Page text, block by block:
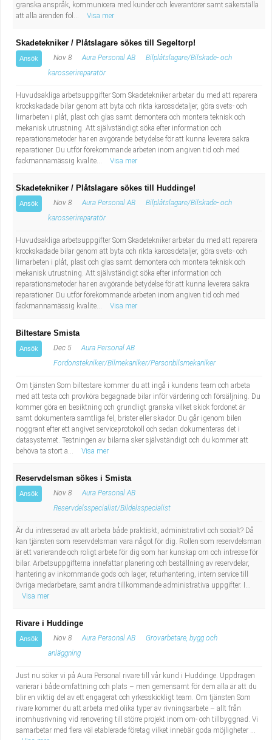
granska anspråk, kommunicera med kunder och leverantörer samt säkerställa
att alla ärenden föl...
Visa mer
Skadetekniker / Plåtslagare sökes till Segeltorp!
Ansök Nov 8 Aura Personal AB
Bilplåtslagare/Bilskade- och
karosserireparatör
Huvudsakliga arbetsuppgifter Som Skadetekniker arbetar du med att reparera
krockskadade bilar genom att byta och rikta karossdetaljer, göra svets- och
limarbeten i plåt, plast och glas samt demontera och montera teknisk och
mekanisk utrustning. Att självständigt söka efter information och
reparationsmetoder har en avgörande betydelse för att kunna leverera säkra
reparationer. Du utför förekommande arbeten inom angiven tid och med
fackmannamässig kvalite...
Visa mer
Skadetekniker / Plåtslagare sökes till Huddinge!
Ansök Nov 8 Aura Personal AB
Bilplåtslagare/Bilskade- och
karosserireparatör
Huvudsakliga arbetsuppgifter Som Skadetekniker arbetar du med att reparera
krockskadade bilar genom att byta och rikta karossdetaljer, göra svets- och
limarbeten i plåt, plast och glas samt demontera och montera teknisk och
mekanisk utrustning. Att självständigt söka efter information och
reparationsmetoder har en avgörande betydelse för att kunna leverera säkra
reparationer. Du utför förekommande arbeten inom angiven tid och med
fackmannamässig kvalite...
Visa mer
Biltestare Smista
Ansök Dec 5
Aura Personal AB
Fordonstekniker/Bilmekaniker/Personbilsmekaniker
Om tjänsten Som biltestare kommer du att ingå i kundens team och arbeta
med att testa och provköra begagnade bilar inför värdering och försäljning. Du
kommer göra en besiktning och grundligt granska vilket skick fordonet är
samt dokumentera samtliga fel, brister eller skador. Du går igenom bilen
noggrant efter ett angivet serviceprotokoll och sedan dokumenteras det i
datasystemet. Testningen av bilarna sker självständigt och du kommer att
behöva ta stort a...
Visa mer
Reservdelsman sökes i Smista
Ansök Nov 8
Aura Personal AB
Reservdelsspecialist/Bildelsspecialist
Är du intresserad av att arbeta både praktiskt, administrativt och socialt? Då
kan tjänsten som reservdelsman vara något för dig. Rollen som reservdelsman
är ett varierande och roligt arbete för dig som har kunskap om och intresse för
bilar. Arbetsuppgifterna innefattar planering och beställning av reservdelar,
hantering av inkommande gods och lager, returhantering, intern service till
övriga medarbetare, samt andra tillkommande administrativa uppgifter. I...
Visa mer
Rivare i Huddinge
Ansök Nov 8 Aura Personal AB
Grovarbetare, bygg och
anläggning
Just nu söker vi på Aura Personal rivare till vår kund i Huddinge. Uppdragen
varierar i både omfattning och plats – men gemensamt för dem alla är att du
blir en viktig del av ett engagerat och yrkesskickligt team. Om tjänsten Som
rivare kommer du att arbeta med olika typer av rivningsarbete – allt från
inomhusrivning vid renovering till större projekt inom om- och tillbyggnad. Vi
samarbetar med flera väl etablerade företag vilket innebär goda möjligheter ...